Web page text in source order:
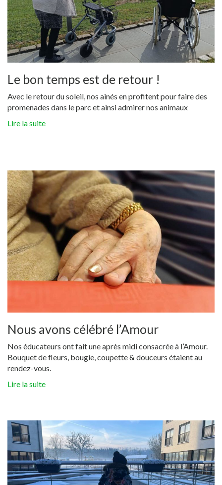
Le bon temps est de retour !
Avec le retour du soleil, nos ainés en profitent pour faire des
promenades dans le parc et ainsi admirer nos animaux
Lire la suite
Nous avons célébré l’Amour
Nos éducateurs ont fait une après midi consacrée à l’Amour.
Bouquet de fleurs, bougie, coupette & douceurs étaient au
rendez-vous.
Lire la suite